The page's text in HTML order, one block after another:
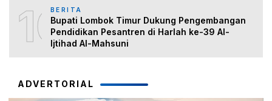
10BERITA
Bupati Lombok Timur Dukung Pengembangan
Pendidikan Pesantren di Harlah ke-39 Al-
Ijtihad Al-Mahsuni
ADVERTORIAL